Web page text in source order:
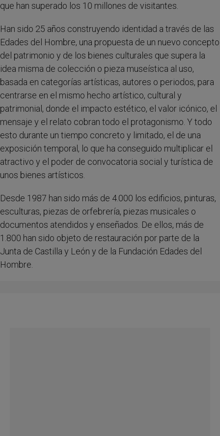
que han superado los 10 millones de visitantes.
Han sido 25 años construyendo identidad a través de las
Edades del Hombre, una propuesta de un nuevo concepto
del patrimonio y de los bienes culturales que supera la
idea misma de colección o pieza museística al uso,
basada en categorías artísticas, autores o periodos, para
centrarse en el mismo hecho artístico, cultural y
patrimonial, donde el impacto estético, el valor icónico, el
mensaje y el relato cobran todo el protagonismo. Y todo
esto durante un tiempo concreto y limitado, el de una
exposición temporal, lo que ha conseguido multiplicar el
atractivo y el poder de convocatoria social y turística de
unos bienes artísticos.
Desde 1987 han sido más de 4.000 los edificios, pinturas,
esculturas, piezas de orfebrería, piezas musicales o
documentos atendidos y enseñados. De ellos, más de
1.800 han sido objeto de restauración por parte de la
Junta de Castilla y León y de la Fundación Edades del
Hombre.